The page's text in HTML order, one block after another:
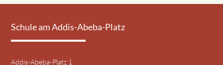
Schule am Addis-Abeba-Platz
Addis-Abeba-Platz 1